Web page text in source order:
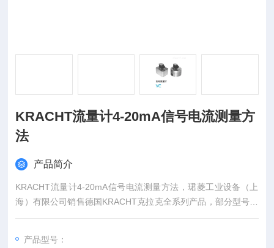
KRACHT流量计4-20mA信号电流测量方
法
产品简介
KRACHT流量计4-20mA信号电流测量方法，珺菱工业设备（上
海）有限公司销售德国KRACHT克拉克全系列产品，部分型号库
存现货，KRACHT指示器，KRACHT流量计，KRACHT齿轮泵，
产品型号：